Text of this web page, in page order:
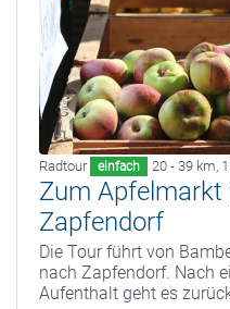
Radtour einfach 20 - 39 km,
Zum Apfelmarkt
Zapfendorf
Die Tour führt von
nach Zapfendorf. Nach
Aufenthalt geht es